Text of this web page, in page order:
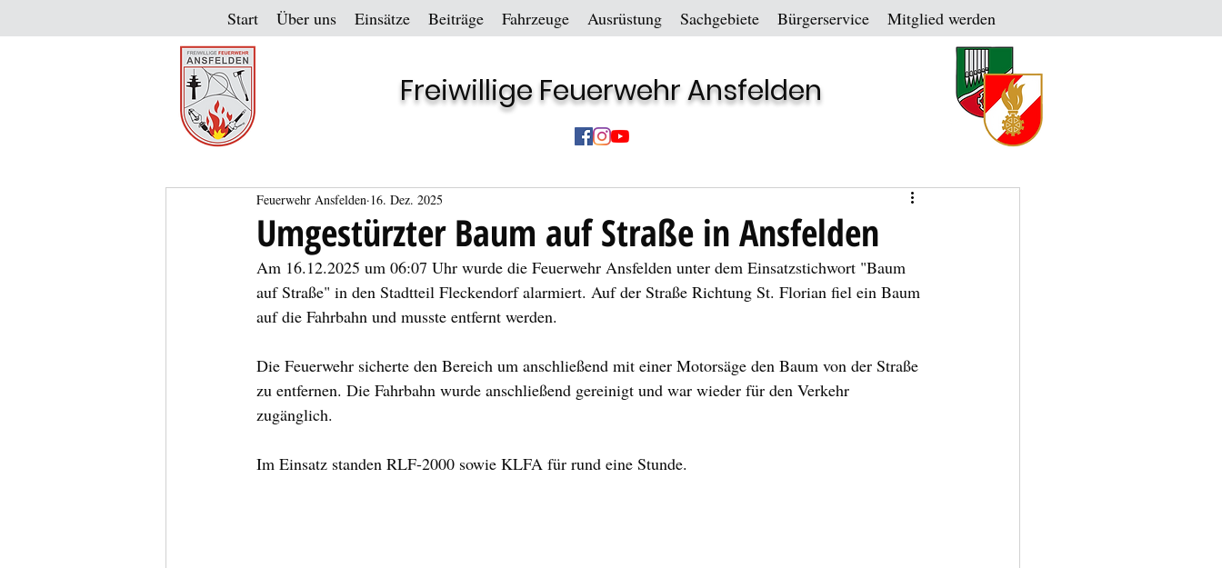
Start Über uns Einsätze Beiträge Fahrzeuge Ausrüstung Sachgebiete Bürgerservice Mitglied werden
Freiwillige Feuerwehr Ansfelden
Umgestürzter Baum auf Straße in Ansfelden
Feuerwehr Ansfelden 16. Dez. 2025
Am 16.12.2025 um 06:07 Uhr wurde die Feuerwehr Ansfelden unter dem Einsatzstichwort "Baum
auf Straße" in den Stadtteil Fleckendorf alarmiert. Auf der Straße Richtung St. Florian fiel ein Baum
auf die Fahrbahn und musste entfernt werden.
Die Feuerwehr sicherte den Bereich um anschließend mit einer Motorsäge den Baum von der Straße
zu entfernen. Die Fahrbahn wurde anschließend gereinigt und war wieder für den Verkehr
zugänglich.
Im Einsatz standen RLF-2000 sowie KLFA für rund eine Stunde.